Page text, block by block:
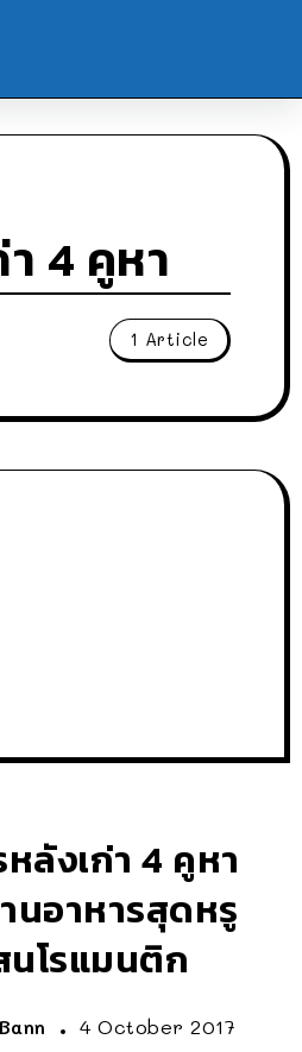
4 คูหา
1 Article
ลังเก่า 4 คูหา
นอาหารสุดหรู
โรแมนติก
4 October 2017